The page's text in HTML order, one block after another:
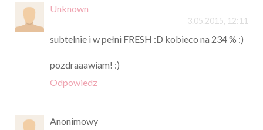
Unknown
3.05.2015, 12:11
subtelnie i w pełni FRESH :D kobieco na 234 % :)
pozdraaawiam! :)
Odpowiedz
Anonimowy